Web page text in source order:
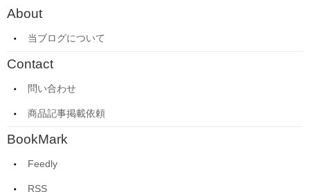
About
当ブログについて
Contact
問い合わせ
商品記事掲載依頼
BookMark
Feedly
RSS